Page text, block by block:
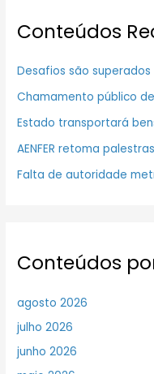
Conteúdos
Desafios são
Chamamento público
Estado transportará
AENFER retoma
Falta de autoridade
Conteúdos
agosto 2026
julho 2026
junho 2026